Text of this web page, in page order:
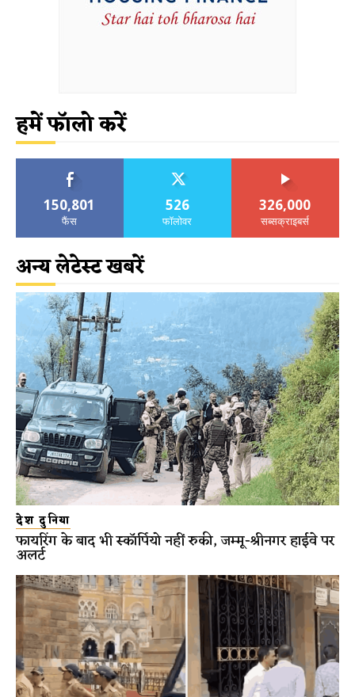
हमें फॉलो करें
150,801
फैंस
526
फॉलोवर
326,000
सब्सक्राइबर्स
अन्य लेटेस्ट खबरें
देश दुनिया
फायरिंग के बाद भी स्कॉर्पियो नहीं रुकी, जम्मू-श्रीनगर हाईवे पर
अलर्ट